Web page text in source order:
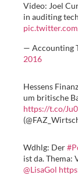
Video: Joel
in auditing
— Accounting
2016
Hessens
um britische
https://t.co/
Wdhlg: Der
ist da. Thema:
@LisaGol